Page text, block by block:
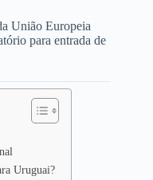
União Europeia
para entrada de
Uruguai?